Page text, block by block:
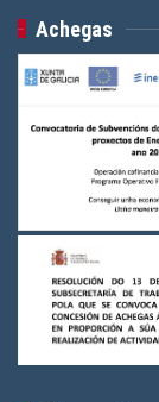
Achegas